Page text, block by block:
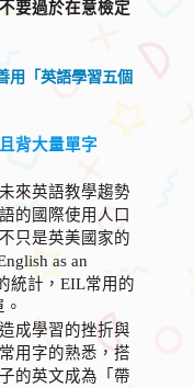
要過於在意檢定
用「英語學習五個
背大量單字
來英語教學趨勢
的國際使用人口
只是英美國家的
as an
統計，EIL常用的
成學習的挫折與
用字的熟悉，搭
的英文成為「帶